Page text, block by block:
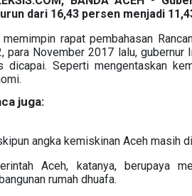
dari 16,43 persen menjadi
memimpin rapat pembahasan
para November 2017 lalu,
dicapai. Seperti mengentaskan
juga:
angka kemiskinan Aceh masih
Aceh, katanya, berupaya
rumah dhuafa.